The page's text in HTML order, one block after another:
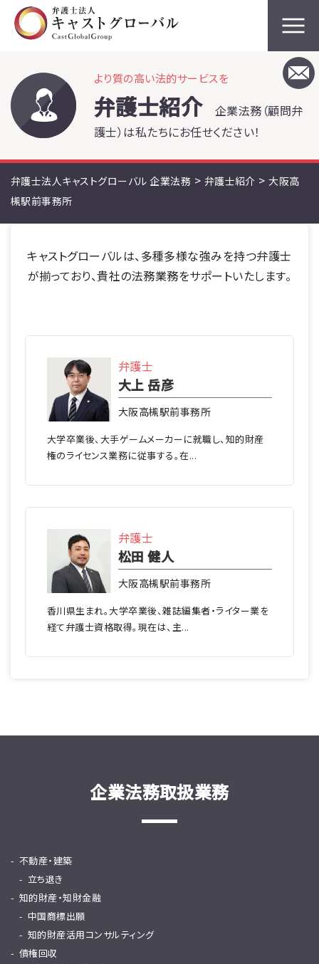
より質の高い法的サービスを
弁護士紹介
企業法務（顧問弁
護士）は私たちにお任せください！
弁護士法人キャストグローバル 企業法務 > 弁護士紹介 >大阪高
槻駅前事務所
キャストグローバルは、多種多様な強みを持つ弁護士
が揃っており、貴社の法務業務をサポートいたします。
弁護士
大上 岳彦
大阪高槻駅前事務所
大学卒業後、大手ゲームメーカーに就職し、知的財産
権のライセンス業務に従事する。在...
弁護士
松田 健人
大阪高槻駅前事務所
香川県生まれ。大学卒業後、雑誌編集者・ライター業を
経て弁護士資格取得。現在は、主...
企業法務取扱業務
不動産・建築
立ち退き
知的財産・知財金融
中国商標出願
知的財産活用コンサルティング
債権回収